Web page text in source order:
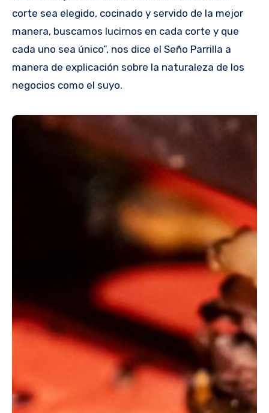
corte sea elegido, cocinado y servido de la mejor
manera, buscamos lucirnos en cada corte y que
cada uno sea único”, nos dice el Seño Parrilla a
manera de explicación sobre la naturaleza de los
negocios como el suyo.